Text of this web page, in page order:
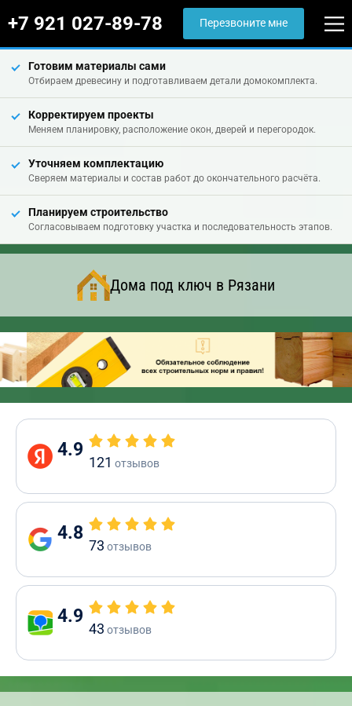
+7 921 027-89-78 Перезвоните мне
Готовим материалы сами
Отбираем древесину и подготавливаем детали домокомплекта.
Корректируем проекты
Меняем планировку, расположение окон, дверей и перегородок.
Уточняем комплектацию
Сверяем материалы и состав работ до окончательного расчёта.
Планируем строительство
Согласовываем подготовку участка и последовательность этапов.
Дома под ключ в Рязани
4.9
121 отзывов
4.8
73 отзывов
4.9
43 отзывов